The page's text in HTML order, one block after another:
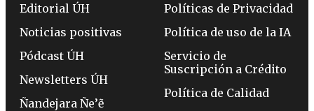
Editorial ÚH
Noticias positivas
Pódcast ÚH
Newsletters ÚH
Ñandejara Ñe’ẽ
Políticas de Privacidad
Política de uso de la IA
Servicio de
Suscripción a Crédito
Política de Calidad